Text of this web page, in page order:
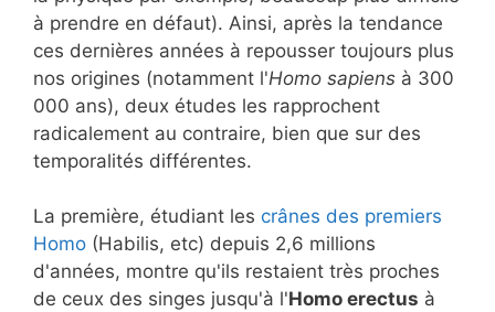
à prendre en défaut). Ainsi, après la tendance
ces dernières années à repousser toujours plus
nos origines (notamment l'Homo sapiens à 300
000 ans), deux études les rapprochent
radicalement au contraire, bien que sur des
temporalités différentes.
La première, étudiant les crânes des premiers
Homo (Habilis, etc) depuis 2,6 millions
d'années, montre qu'ils restaient très proches
de ceux des singes jusqu'à l'Homo erectus à